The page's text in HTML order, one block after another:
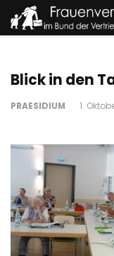
Blick in den
PRAESIDIUM 1.